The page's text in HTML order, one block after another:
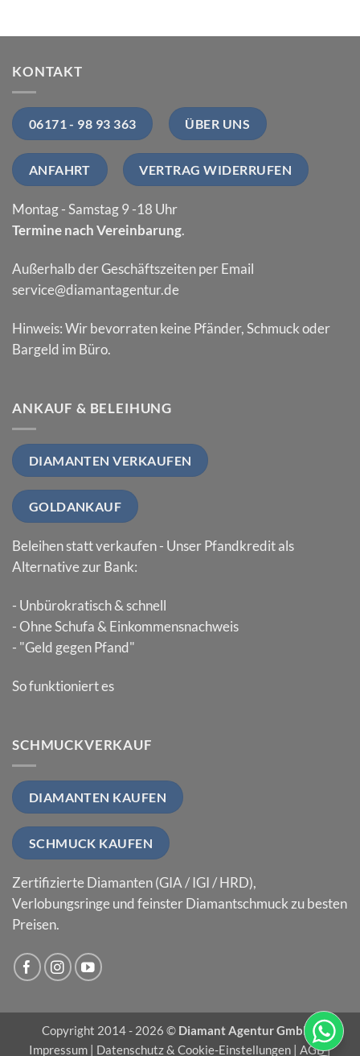
KONTAKT
06171 - 98 93 363 ÜBER UNS
ANFAHRT VERTRAG WIDERRUFEN
Montag - Samstag 9 -18 Uhr
Termine nach Vereinbarung.
Außerhalb der Geschäftszeiten per Email
service@diamantagentur.de
Hinweis: Wir bevorraten keine Pfänder, Schmuck oder
Bargeld im Büro.
ANKAUF & BELEIHUNG
DIAMANTEN VERKAUFEN
GOLDANKAUF
Beleihen statt verkaufen - Unser Pfandkredit als
Alternative zur Bank:
- Unbürokratisch & schnell
- Ohne Schufa & Einkommensnachweis
- "Geld gegen Pfand"
So funktioniert es
SCHMUCKVERKAUF
DIAMANTEN KAUFEN
SCHMUCK KAUFEN
Zertifizierte Diamanten (GIA / IGI / HRD),
Verlobungsringe und feinster Diamantschmuck zu besten
Preisen.
Copyright 2014 - 2026 © Diamant Agentur GmbH |
Impressum | Datenschutz & Cookie-Einstellungen | AGB|